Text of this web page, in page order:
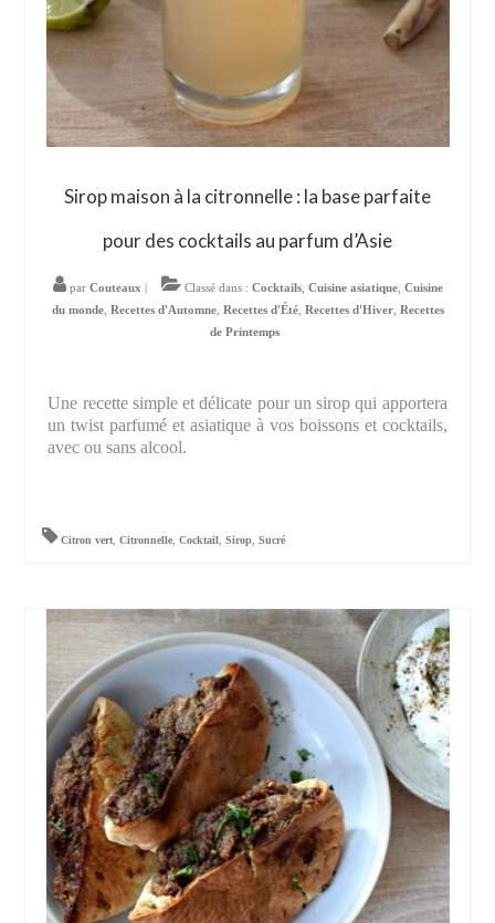
Sirop maison à la citronnelle : la base parfaite
pour des cocktails au parfum d’Asie
par Couteaux Classé dans : Cocktails, Cuisine asiatique, Cuisine
du monde, Recettes d'Automne, Recettes d'Été, Recettes d'Hiver, Recettes
de Printemps
Une recette simple et délicate pour un sirop qui apportera
un twist parfumé et asiatique à vos boissons et cocktails,
avec ou sans alcool.
Citron vert,Citronnelle,Cocktail,Sirop,Sucré